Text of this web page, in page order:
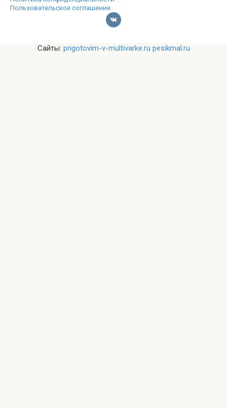
Пользовательское соглашение
Сайты: prigotovim-v-multivarke.ru pesikmal.ru